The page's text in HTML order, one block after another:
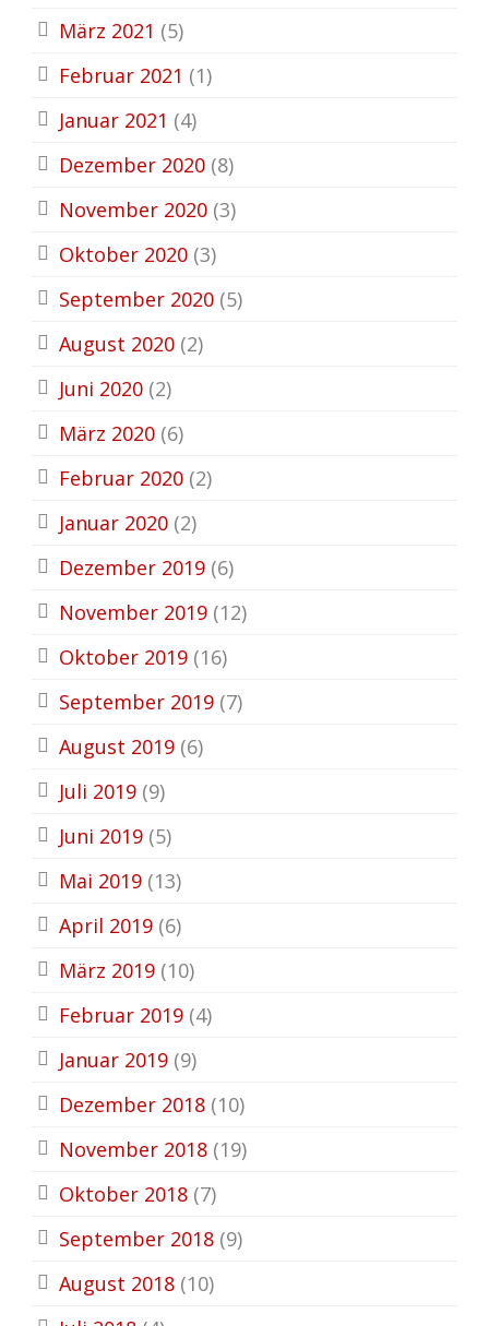
März 2021 (5)
Februar 2021 (1)
Januar 2021 (4)
Dezember 2020 (8)
November 2020 (3)
Oktober 2020 (3)
September 2020 (5)
August 2020 (2)
Juni 2020 (2)
März 2020 (6)
Februar 2020 (2)
Januar 2020 (2)
Dezember 2019 (6)
November 2019 (12)
Oktober 2019 (16)
September 2019 (7)
August 2019 (6)
Juli 2019 (9)
Juni 2019 (5)
Mai 2019 (13)
April 2019 (6)
März 2019 (10)
Februar 2019 (4)
Januar 2019 (9)
Dezember 2018 (10)
November 2018 (19)
Oktober 2018 (7)
September 2018 (9)
August 2018 (10)